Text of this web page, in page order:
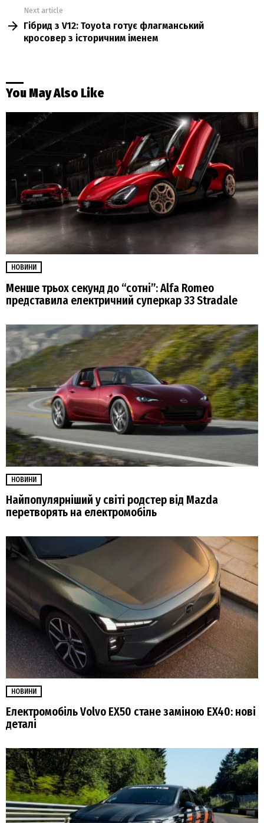
Next article
Гібрид з V12: Toyota готує флагманський
кросовер з історичним іменем
You May Also Like
НОВИНИ
Менше трьох секунд до “сотні”: Alfa Romeo
представила електричний суперкар 33 Stradale
НОВИНИ
Найпопулярніший у світі родстер від Mazda
перетворять на електромобіль
НОВИНИ
Електромобіль Volvo EX50 стане заміною EX40: нові
деталі